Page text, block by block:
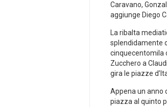
Caravano,
aggiunge Diego
La ribalta
splendidamente
cinquecentomila
Zucchero a
gira le piazze
Appena un anno
piazza al quinto